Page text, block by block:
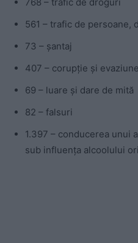
561 – trafic de persoane,
73 – șantaj
407 – corupție și
69 – luare și dare de mită
82 – falsuri
1.397 – conducerea unui
sub influența alcoolului